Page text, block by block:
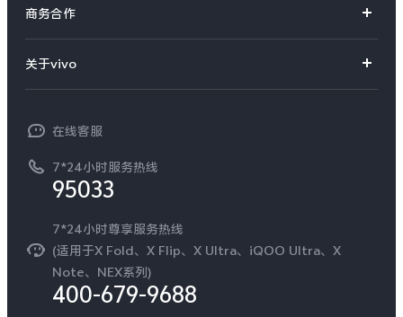
iQOO手机
T系列
NEX系列
选购配件
订单查询
服务网点
查找手机
环保回收
安全公告
服务隐私政策
Log还原LUTs下载
商务合作
开放平台
vivo 企业业务
廉正合规
国补营业执照
无线电发射设备销售备案
关于vivo
工作机会
新闻资讯
可持续发展
vivo 蔡司影像
在线客服
7*24小时服务热线
95033
7*24小时尊享服务热线
(适用于X Fold、X Flip、X Ultra、iQOO Ultra、X
Note、NEX系列)
400-679-9688